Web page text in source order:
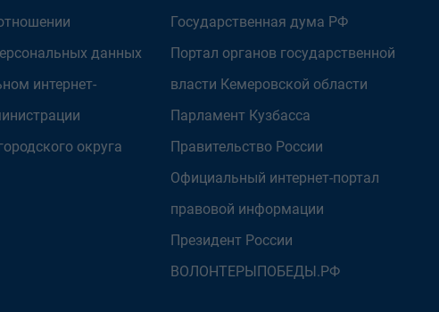
данных
интернет-
округа
Государственная дума РФ
Портал органов государственной
власти Кемеровской области
Парламент Кузбасса
Правительство России
Официальный интернет-портал
правовой информации
Президент России
ВОЛОНТЕРЫПОБЕДЫ.РФ